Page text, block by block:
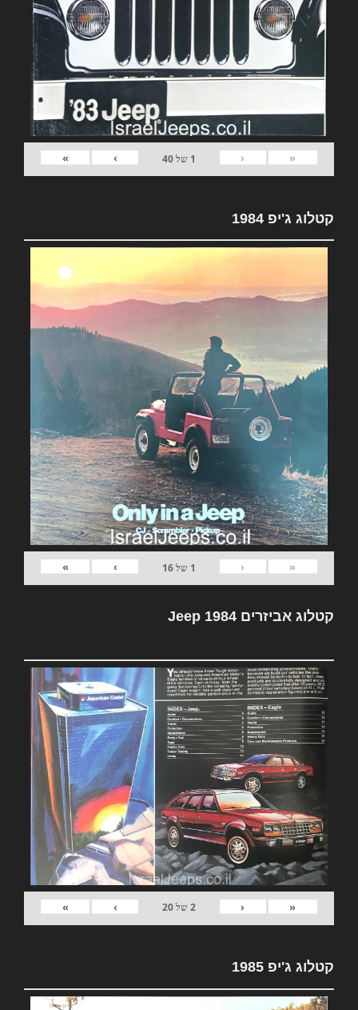
«
‹
1 של40
›
»
קטלוג ג'יפ 1984
«
‹
1 של16
›
»
קטלוג אביזרים Jeep 1984
«
‹
2של20
›
»
קטלוג ג'יפ 1985